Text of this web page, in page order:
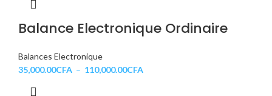
Balance Electronique Ordinaire
Balances Electronique
35,000.00CFA – 110,000.00CFA